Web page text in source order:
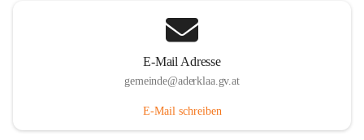
E-Mail Adresse
gemeinde@aderklaa.gv.at
E-Mail schreiben